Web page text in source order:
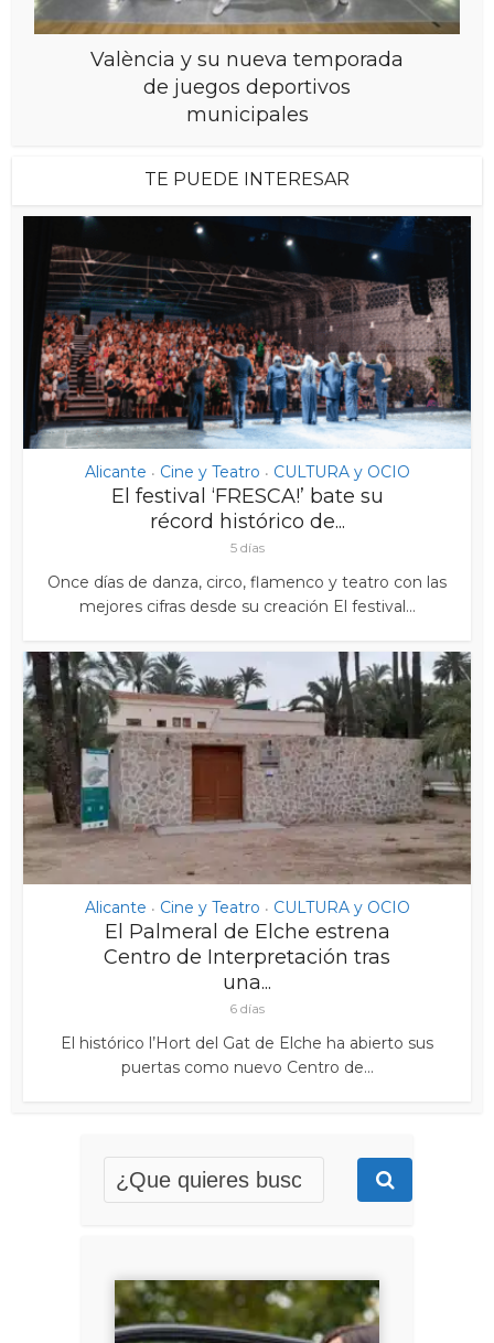
València y su nueva temporada
de juegos deportivos
municipales
TE PUEDE INTERESAR
Alicante • Cine y Teatro • CULTURA y OCIO
El festival ‘FRESCA!’ bate su
récord histórico de...
5 días
Once días de danza, circo, flamenco y teatro con las
mejores cifras desde su creación El festival...
Alicante • Cine y Teatro • CULTURA y OCIO
El Palmeral de Elche estrena
Centro de Interpretación tras
una...
6 días
El histórico l’Hort del Gat de Elche ha abierto sus
puertas como nuevo Centro de...